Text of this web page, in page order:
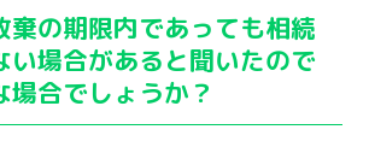
棄の期限内であっても相続
い場合があると聞いたので
場合でしょうか？